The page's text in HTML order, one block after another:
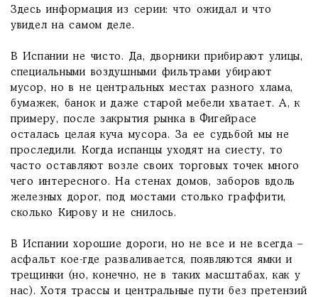
Здесь информация из серии: что ожидал и что
увидел на самом деле.
В Испании не чисто. Да, дворники прибирают улицы,
специальными воздушными фильтрами убирают
мусор, но в не центральных местах разного хлама,
бумажек, банок и даже старой мебели хватает. А, к
примеру, после закрытия рынка в Фигейрасе
осталась целая куча мусора. За ее судьбой мы не
проследили. Когда испанцы уходят на сиесту, то
часто оставляют возле своих торговых точек много
чего интересного. На стенах домов, заборов вдоль
железных дорог, под мостами столько граффити,
сколько Кирову и не снилось.
В Испании хорошие дороги, но не все и не всегда –
асфальт кое-где разваливается, появляются ямки и
трещинки (но, конечно, не в таких масштабах, как у
нас). Хотя трассы и центральные пути без претензий